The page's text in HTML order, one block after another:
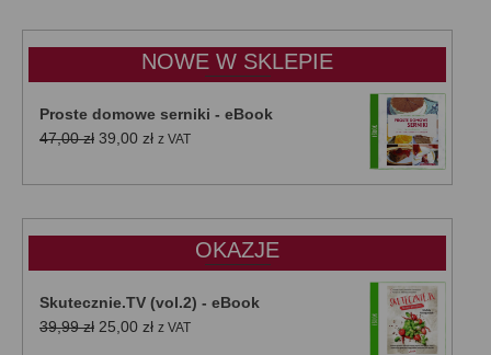
do
50,00 zł
NOWE W SKLEPIE
Proste domowe serniki - eBook
47,00zł Pierwotna
wynosiła:
39,00 złAktualna
wynosi:
z VAT
OKAZJE
Skutecznie.TV (vol.2) - eBook
39,99zł Pierwotna
25,00 złAktualna
z VAT